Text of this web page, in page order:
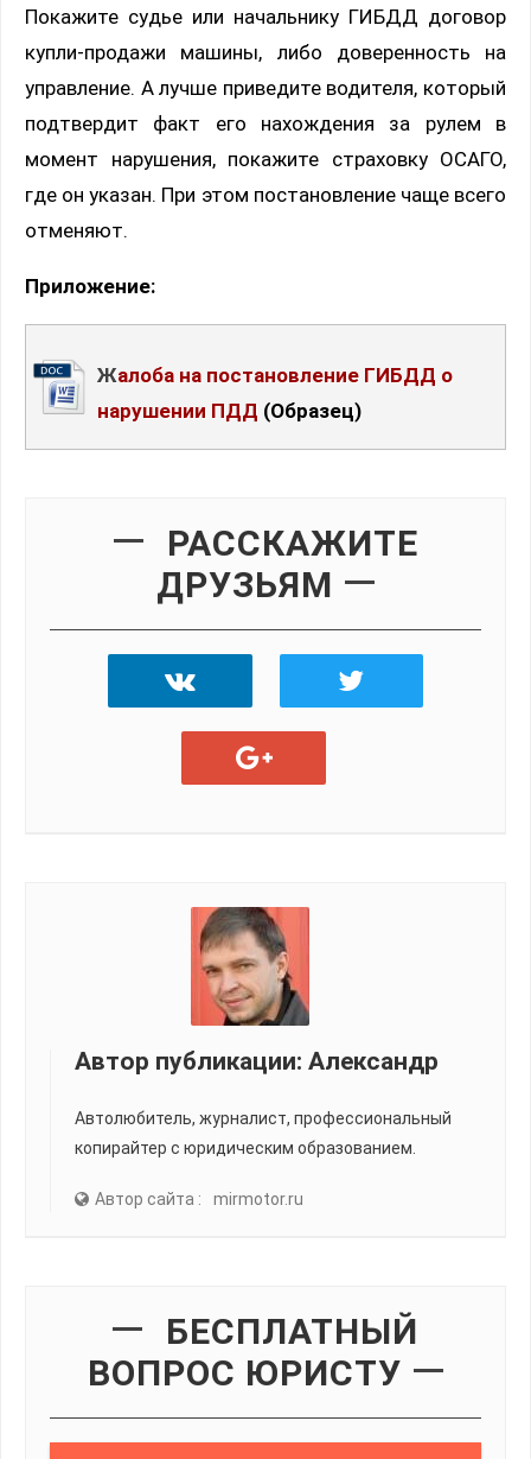
Покажите судье или начальнику ГИБДД договор
купли-продажи машины, либо доверенность на
управление. А лучше приведите водителя, который
подтвердит факт его нахождения за рулем в
момент нарушения, покажите страховку ОСАГО,
где он указан. При этом постановление чаще всего
отменяют.
Приложение:
Жалоба на постановление ГИБДД о
нарушении ПДД (Образец)
РАССКАЖИТЕ
ДРУЗЬЯМ
Автор публикации: Александр
Автолюбитель, журналист, профессиональный
копирайтер с юридическим образованием.
Автор сайта : mirmotor.ru
БЕСПЛАТНЫЙ
ВОПРОС ЮРИСТУ